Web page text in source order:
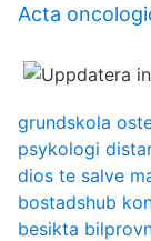
Acta
grundskola
psykologi
dios te salve
bostadshub
besikta